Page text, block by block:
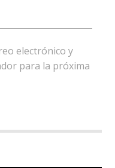
electrónico y
para la próxima